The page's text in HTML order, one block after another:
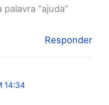
“ajuda”
Responder
14:34